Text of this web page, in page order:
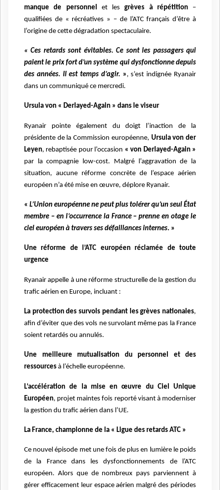
manque de personnel
et lesgrèves à répétition–
qualifiées de « récréatives » – de l’ATC français d’être à
l’origine de cette dégradation spectaculaire.
« Ces retards sont évitables. Ce sont les passagers qui
paient le prix fort d’un système qui dysfonctionne depuis
des années. Il est temps d’agir. », s’est indignée Ryanair
dans un communiqué ce mercredi.
Ursula von « Derlayed-Again » dans le viseur
Ryanair pointe également du doigt l’inaction de la
présidente de la Commission européenne, Ursula von der
Leyen, rebaptisée pour l’occasion « von Derlayed-Again »
par la compagnie low-cost. Malgré l’aggravation de la
situation, aucune réforme concrète de l’espace aérien
européen n’a été mise en œuvre, déplore Ryanair.
« L’Union européenne ne peut plus tolérer qu’un seul État
membre – en l’occurrence la France – prenne en otage le
ciel européen à travers ses défaillances internes. »
Une réforme de l’ATC européen réclamée de toute
urgence
Ryanair appelle à une réforme structurelle de la gestion du
trafic aérien en Europe, incluant :
La protection des survols pendant les grèves nationales,
afin d’éviter que des vols ne survolant même pas la France
soient retardés ou annulés.
Une meilleure mutualisation du personnel et des
ressources à l’échelle européenne.
L’accélération de la mise en œuvre du Ciel Unique
Européen, projet maintes fois reporté visant à moderniser
la gestion du trafic aérien dans l’UE.
La France, championne de la « Ligue des retards ATC »
Ce nouvel épisode met une fois de plus en lumière le poids
de la France dans les dysfonctionnements de l’ATC
européen. Alors que de nombreux pays parviennent à
gérer efficacement leur espace aérien malgré des périodes